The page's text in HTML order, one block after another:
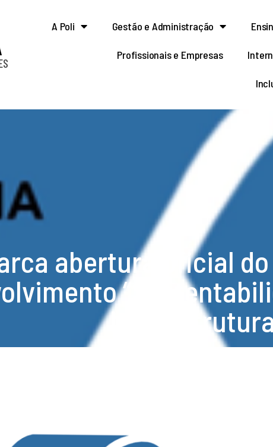
A Poli Gestão e Administração
Profissionais e Empresas
abertura oficial
Infraestrutura